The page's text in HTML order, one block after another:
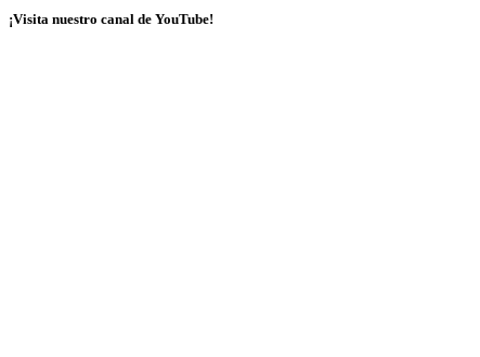
¡Visita nuestro canal de YouTube!